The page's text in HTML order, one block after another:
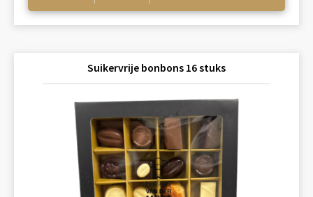
Suikervrije bonbons 16 stuks